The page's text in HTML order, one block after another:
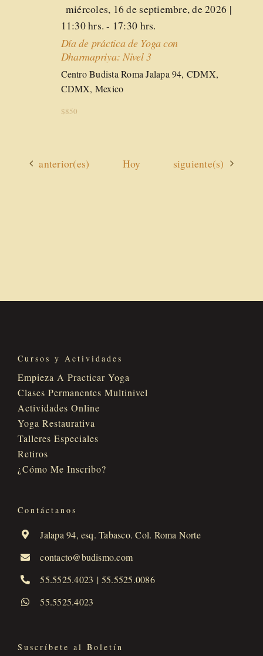
Destacado
miércoles, 16 de septiembre, de 2026 |
11:30 hrs. - 17:30 hrs.
Día de práctica de Yoga con
Dharmapriya: Nivel 3
Centro Budista RomaJalapa 94, CDMX,
CDMX, Mexico
$850
Actividades
anterior(es) Hoy Actividades
siguiente(s)
Cursos y Actividades
Empieza A Practicar Yoga
Clases Permanentes Multinivel
Actividades Online
Yoga Restaurativa
Talleres Especiales
Retiros
¿Cómo Me Inscribo?
Contáctanos
Jalapa 94, esq. Tabasco. Col. Roma Norte
contacto@budismo.com
55.5525.4023 | 55.5525.0086
55.5525.4023
Suscríbete al Boletín